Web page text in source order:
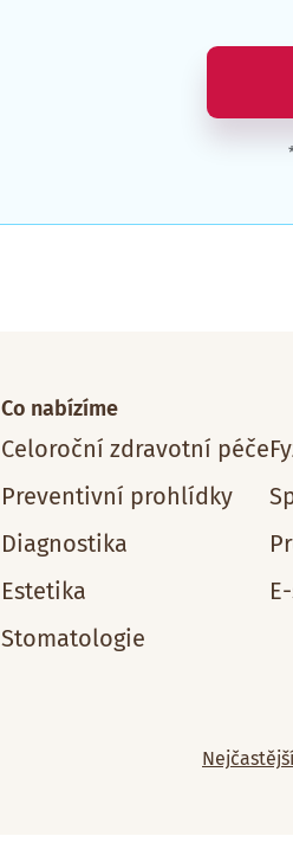
Co nabízíme
Celoroční zdravotní péče
Preventivní prohlídky
Diagnostika
Estetika
Stomatologie